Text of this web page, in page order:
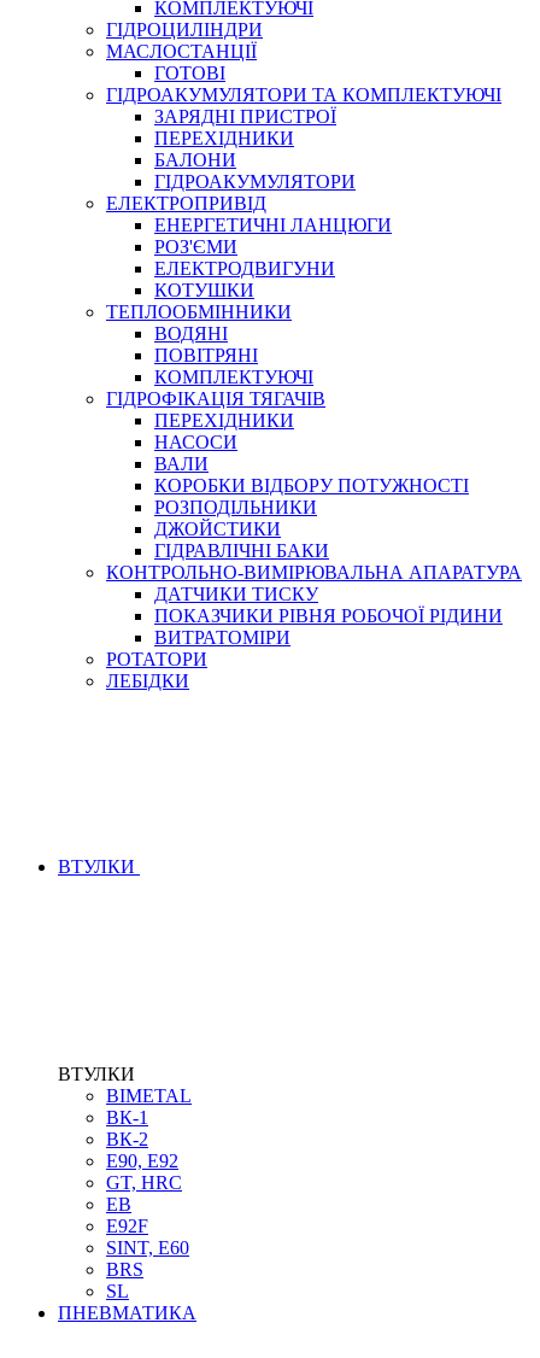
СПЕЦІАЛЬНІ
ГЕРМЕТИКИ
КЛЕЇ, ЦЕМЕНТИ, ЕПОКСИДКИ
РЕМОНТ ГІДРОЦИЛІНДРІВ
БОРЕКС, ЕО
КОМПЛЕКТУЮЧІ
ГІДРОЦИЛІНДРИ
МАСЛОСТАНЦІЇ
ГОТОВІ
ГІДРОАКУМУЛЯТОРИ ТА КОМПЛЕКТУЮЧІ
ЗАРЯДНІ ПРИСТРОЇ
ПЕРЕХІДНИКИ
БАЛОНИ
ГІДРОАКУМУЛЯТОРИ
ЕЛЕКТРОПРИВІД
ЕНЕРГЕТИЧНІ ЛАНЦЮГИ
РОЗ'ЄМИ
ЕЛЕКТРОДВИГУНИ
КОТУШКИ
ТЕПЛООБМІННИКИ
ВОДЯНІ
ПОВІТРЯНІ
КОМПЛЕКТУЮЧІ
ГІДРОФІКАЦІЯ ТЯГАЧІВ
ПЕРЕХІДНИКИ
НАСОСИ
ВАЛИ
КОРОБКИ ВІДБОРУ ПОТУЖНОСТІ
РОЗПОДІЛЬНИКИ
ДЖОЙСТИКИ
ГІДРАВЛІЧНІ БАКИ
КОНТРОЛЬНО-ВИМІРЮВАЛЬНА АПАРАТУРА
ДАТЧИКИ ТИСКУ
ПОКАЗЧИКИ РІВНЯ РОБОЧОЇ РІДИНИ
ВИТРАТОМІРИ
РОТАТОРИ
ЛЕБІДКИ
ВТУЛКИ
ВТУЛКИ
BIMETAL
ВК-1
ВК-2
Е90, E92
GT, HRC
EB
Е92F
SINT, E60
BRS
SL
ПНЕВМАТИКА